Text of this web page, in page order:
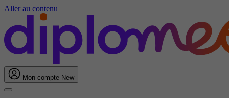
Aller au contenu
Mon compte New